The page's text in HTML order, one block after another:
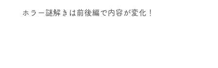
ホラー謎解きは前後編で内容が変化！